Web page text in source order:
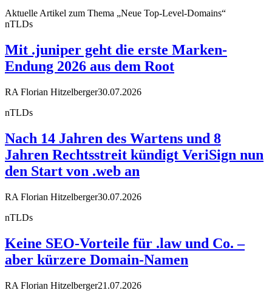
Aktuelle Artikel zum Thema „Neue Top-Level-Domains“
nTLDs
Mit .juniper geht die erste Marken-
Endung 2026 aus dem Root
RA Florian Hitzelberger30.07.2026
nTLDs
Nach 14 Jahren des Wartens und 8
Jahren Rechtsstreit kündigt VeriSign nun
den Start von .web an
RA Florian Hitzelberger30.07.2026
nTLDs
Keine SEO-Vorteile für .law und Co. –
aber kürzere Domain-Namen
RA Florian Hitzelberger21.07.2026